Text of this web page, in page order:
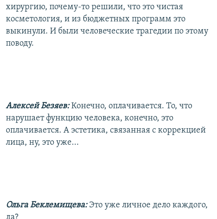
хирургию, почему-то решили, что это чистая
косметология, и из бюджетных программ это
выкинули. И были человеческие трагедии по этому
поводу.
Алексей Безяев:Конечно, оплачивается. То, что
нарушает функцию человека, конечно, это
оплачивается. А эстетика, связанная с коррекцией
лица, ну, это уже...
Ольга Беклемищева: Это уже личное дело каждого,